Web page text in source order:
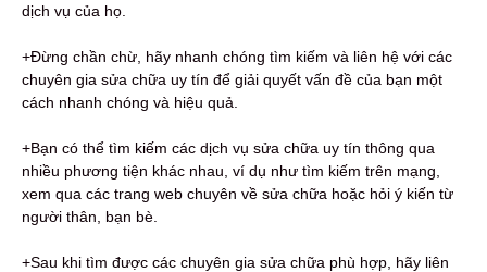
dịch vụ của họ.
+Đừng chần chừ, hãy nhanh chóng tìm kiếm và liên hệ với các
chuyên gia sửa chữa uy tín để giải quyết vấn đề của bạn một
cách nhanh chóng và hiệu quả.
+Bạn có thể tìm kiếm các dịch vụ sửa chữa uy tín thông qua
nhiều phương tiện khác nhau, ví dụ như tìm kiếm trên mạng,
xem qua các trang web chuyên về sửa chữa hoặc hỏi ý kiến từ
người thân, bạn bè.
+Sau khi tìm được các chuyên gia sửa chữa phù hợp, hãy liên